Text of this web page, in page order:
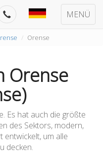
MENÜ
Orense
Orense
Es hat auch die größte
des Sektors, modern,
entwickelt, um alle
decken.